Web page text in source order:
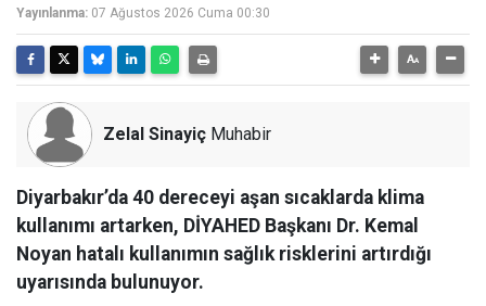
Yayınlanma: 07 Ağustos 2026 Cuma 00:30
Zelal Sinayiç Muhabir
Diyarbakır’da 40 dereceyi aşan sıcaklarda klima
kullanımı artarken, DİYAHED Başkanı Dr. Kemal
Noyan hatalı kullanımın sağlık risklerini artırdığı
uyarısında bulunuyor.